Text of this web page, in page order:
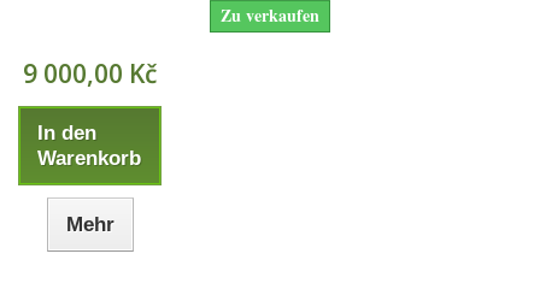
Zu verkaufen
9 000,00 Kč
In den
Warenkorb
Mehr